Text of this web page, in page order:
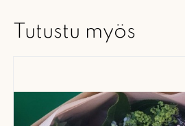
Tutustu myös